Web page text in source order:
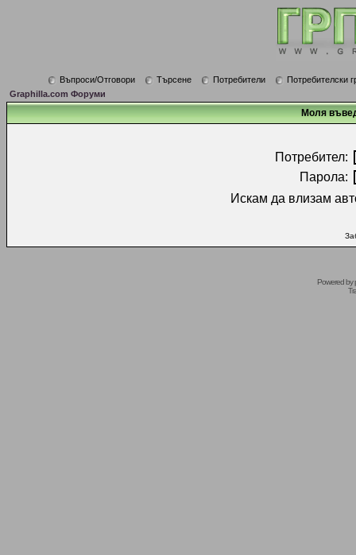
Въпроси/Отговори Търсене Потребители
Потребителски
Graphilla.com Форуми
Моля
Потребител:
Парола:
Искам да влизам
Powered by